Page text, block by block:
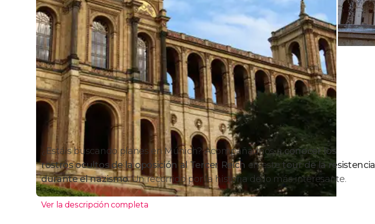
¿Estáis buscando planes en Múnich? Acompañadnos aconocer los
rostros ocultos de la oposición al Tercer Reich en este tour de la resistencia
durante el nazismo. Un recorrido por la historia de lo más interesante.
Ver la descripción completa